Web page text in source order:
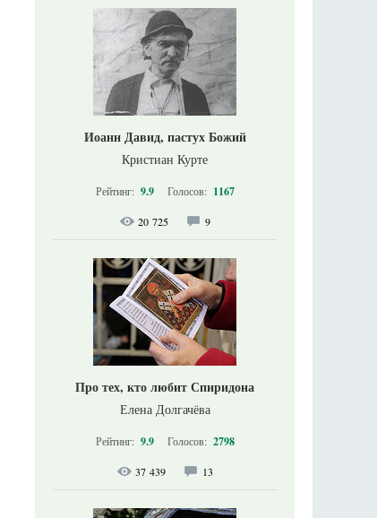
Иоанн Давид, пастух Божий
Кристиан Курте
Рейтинг: 9.9 Голосов: 1167
20 725 9
Про тех, кто любит Спиридона
Елена Долгачёва
Рейтинг: 9.9 Голосов: 2798
37 439 13